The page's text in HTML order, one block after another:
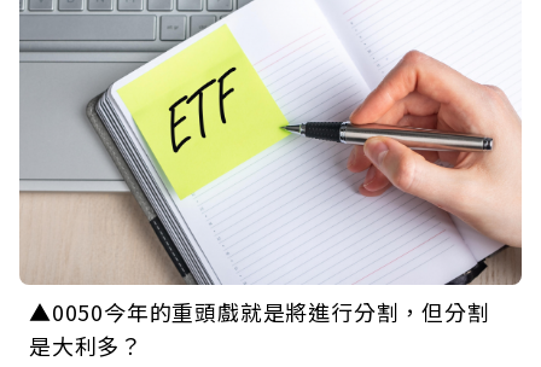
▲0050今年的重頭戲就是將進行分割，但分割
是大利多？